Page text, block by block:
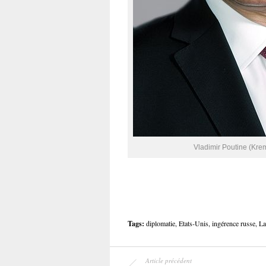
Vladimir Poutine
Tags: diplomatie, Etats-Unis, ingérence russe,
Article précédent